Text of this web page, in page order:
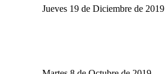
Jueves 19 de Diciembre de 2019